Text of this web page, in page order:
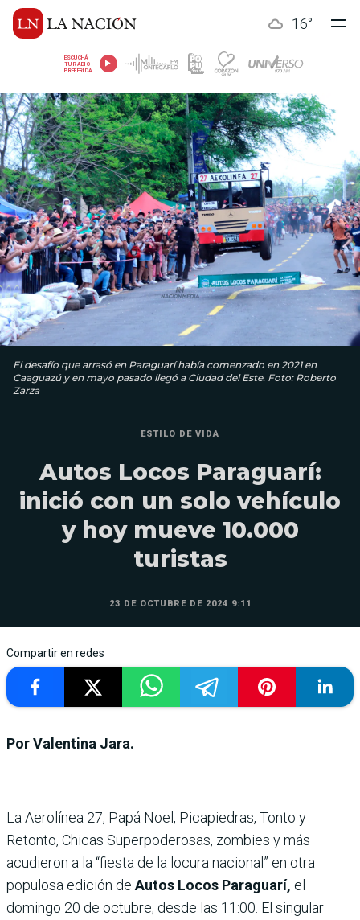
16°
ESCUCHÁ
TU RADIO
PREFERIDA
El desafío que arrasó en Paraguarí había comenzado en 2021 en
Caaguazú y en mayo pasado llegó a Ciudad del Este. Foto: Roberto
Zarza
ESTILO DE VIDA
Autos Locos Paraguarí:
inició con un solo vehículo
y hoy mueve 10.000
turistas
23 DE OCTUBRE DE 2024 9:11
Compartir en redes
Por Valentina Jara.
La Aerolínea 27, Papá Noel, Picapiedras, Tonto y
Retonto, Chicas Superpoderosas, zombies y más
acudieron a la “fiesta de la locura nacional” en otra
populosa edición de Autos Locos Paraguarí, el
domingo 20 de octubre, desde las 11:00. El singular